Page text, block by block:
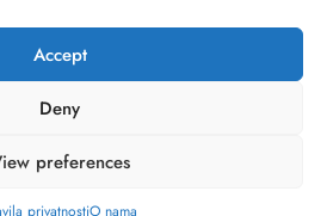
Accept
Deny
preferences
privatnostiO nama
kišobran
Uslovi
Kontakt
kišobran| Powered BySpiceThemes